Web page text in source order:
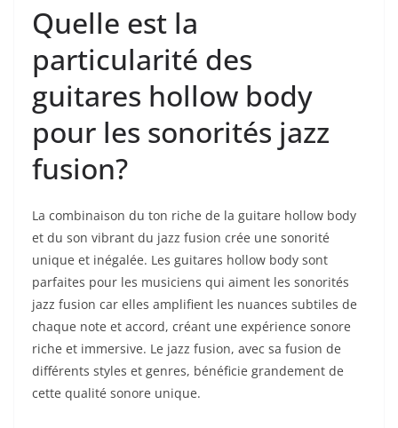
Quelle est la
particularité des
guitares hollow body
pour les sonorités jazz
fusion?
La combinaison du ‍ton riche de la guitare hollow ⁣body
et du son vibrant du⁤ jazz fusion crée une⁢ sonorité
unique et inégalée. Les guitares hollow body⁣ sont
parfaites pour les musiciens qui aiment les sonorités
jazz fusion car ‌elles amplifient les nuances⁣ subtiles de
chaque note et ⁤accord, créant une expérience sonore
riche et immersive. Le jazz ​fusion, avec sa fusion de
différents styles et genres, bénéficie grandement de
cette qualité sonore unique.